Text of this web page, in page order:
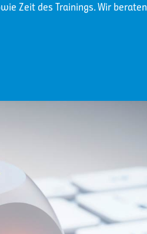
Zeit des Trainings. Wir beraten